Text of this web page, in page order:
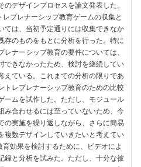
のデザインプロセスを論文発表した。
プレナーシップ教育ゲームの収集と
ては、当初予定通りには収集できなか
存のものをもとに分析を行った。特に
レナーシップ教育の要件については、
できなかったため、検討を継続してい
えている。これまでの分析の限りであ
トレプレナーシップ教育のための比較
ームを試作した。ただし、モジュール
み合わせるには至っていないため、今
の実施を繰り返しながら、さらに簡易
複数デザインしていきたいと考えてい
効果を検討するために、ビデオによ
録と分析を試みた。ただし、十分な被